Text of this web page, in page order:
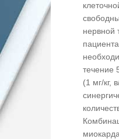
нервной
течение
(1 мг/кг,